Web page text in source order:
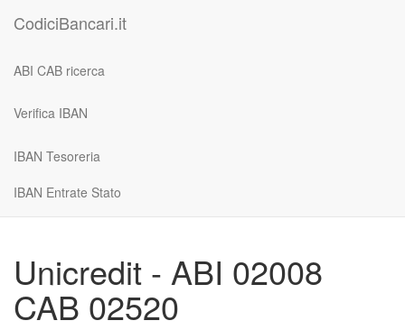
CodiciBancari.it
ABI CAB ricerca
Verifica IBAN
IBAN Tesoreria
IBAN Entrate Stato
Unicredit - ABI 02008
CAB 02520